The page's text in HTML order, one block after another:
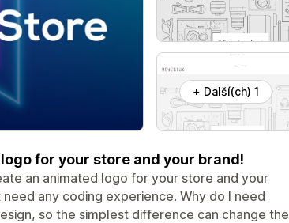
+ Další(ch) 1
for your store and your brand!
an animated logo for your store and your
any coding experience. Why do I need
so the simplest difference can change the